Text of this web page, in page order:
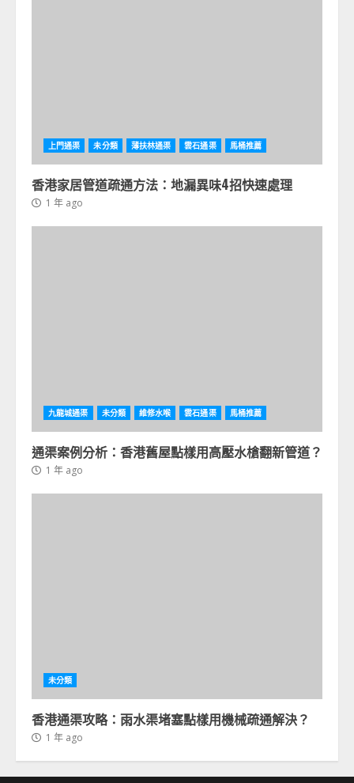
上門通渠 未分類 薄扶林通渠 雲石通渠 馬桶推薦
香港家居管道疏通方法：地漏異味4招快速處理
1 年 ago
九龍城通渠 未分類 維修水喉 雲石通渠 馬桶推薦
通渠案例分析：香港舊屋點樣用高壓水槍翻新管道？
1 年 ago
未分類
香港通渠攻略：雨水渠堵塞點樣用機械疏通解決？
1 年 ago